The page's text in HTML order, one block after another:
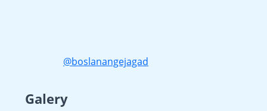
@boslanangejagad
Galery